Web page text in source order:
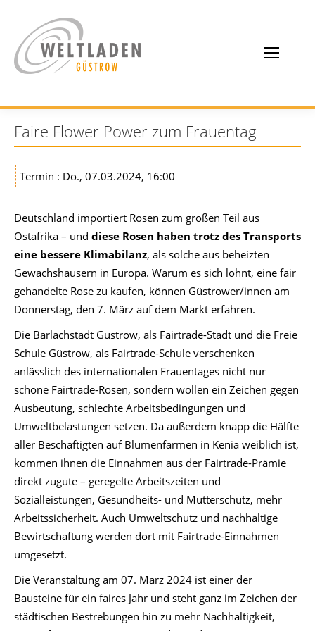
Faire Flower Power zum Frauentag
Termin : Do., 07.03.2024, 16:00
Deutschland importiert Rosen zum großen Teil aus
Ostafrika – und diese Rosen haben trotz des Transports
eine bessere Klimabilanz, als solche aus beheizten
Gewächshäusern in Europa. Warum es sich lohnt, eine fair
gehandelte Rose zu kaufen, können Güstrower/innen am
Donnerstag, den 7. März auf dem Markt erfahren.
Die Barlachstadt Güstrow, als Fairtrade-Stadt und die Freie
Schule Güstrow, als Fairtrade-Schule verschenken
anlässlich des internationalen Frauentages nicht nur
schöne Fairtrade-Rosen, sondern wollen ein Zeichen gegen
Ausbeutung, schlechte Arbeitsbedingungen und
Umweltbelastungen setzen. Da außerdem knapp die Hälfte
aller Beschäftigten auf Blumenfarmen in Kenia weiblich ist,
kommen ihnen die Einnahmen aus der Fairtrade-Prämie
direkt zugute – geregelte Arbeitszeiten und
Sozialleistungen, Gesundheits- und Mutterschutz, mehr
Arbeitssicherheit. Auch Umweltschutz und nachhaltige
Bewirtschaftung werden dort mit Fairtrade-Einnahmen
umgesetzt.
Die Veranstaltung am 07. März 2024 ist einer der
Bausteine für ein faires Jahr und steht ganz im Zeichen der
städtischen Bestrebungen hin zu mehr Nachhaltigkeit,